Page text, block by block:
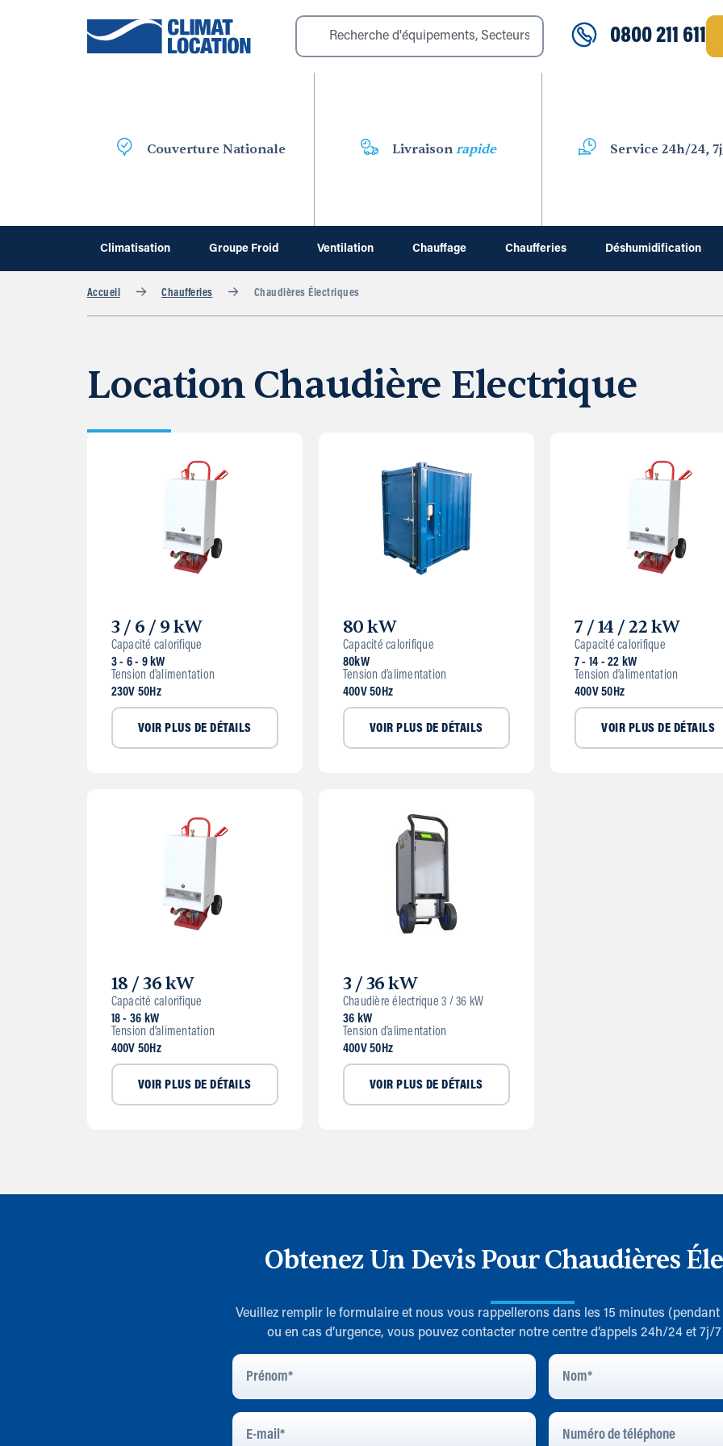
0800 211 611
Couverture Nationale Livraison rapide Service 24h/24,
Climatisation Groupe Froid Ventilation Chauffage Chaufferies Déshumidification
Accueil Chaufferies Chaudières Électriques
Location Chaudière Electrique
3 / 6 / 9 kW
Capacité calorifique
3 - 6 - 9 kW
Tension d’alimentation
230V 50Hz
VOIR PLUS DE DÉTAILS
80 kW
Capacité calorifique
80kW
Tension d’alimentation
400V 50Hz
VOIR PLUS DE DÉTAILS
7 / 14 / 22 kW
Capacité calorifique
7 - 14 - 22 kW
Tension d’alimentation
400V 50Hz
VOIR PLUS DE DÉTAILS
18 / 36 kW
Capacité calorifique
18 - 36 kW
Tension d’alimentation
400V 50Hz
VOIR PLUS DE DÉTAILS
3 / 36 kW
Chaudière électrique 3 / 36 kW
36 kW
Tension d’alimentation
400V 50Hz
VOIR PLUS DE DÉTAILS
Obtenez Un Devis Pour Chaudières
Veuillez remplir le formulaire et nous vous rappellerons dans les 15 minutes
ou en cas d’urgence, vous pouvez contacter notre centre d’appels 24h/24 et 7j/
Prénom Nom
E-
Mail*
Numéro